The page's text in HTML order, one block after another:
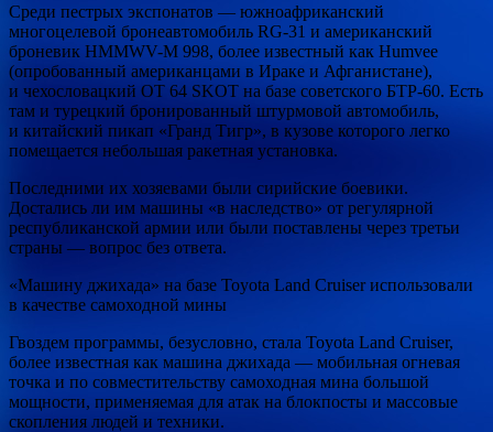
Среди пестрых экспонатов — южноафриканский
многоцелевой бронеавтомобиль RG-31 и американский
броневик HMMWV-M 998, более известный как Humvee
(опробованный американцами в Ираке и Афганистане),
и чехословацкий OT 64 SKOT на базе советского БТР-60. Есть
там и турецкий бронированный штурмовой автомобиль,
и китайский пикап «Гранд Тигр», в кузове которого легко
помещается небольшая ракетная установка.
Последними их хозяевами были сирийские боевики.
Достались ли им машины «в наследство» от регулярной
республиканской армии или были поставлены через третьи
страны — вопрос без ответа.
«Машину джихада» на базе Toyota Land Cruiser использовали
в качестве самоходной мины
Гвоздем программы, безусловно, стала Toyota Land Cruiser,
более известная как машина джихада — мобильная огневая
точка и по совместительству самоходная мина большой
мощности, применяемая для атак на блокпосты и массовые
скопления людей и техники.